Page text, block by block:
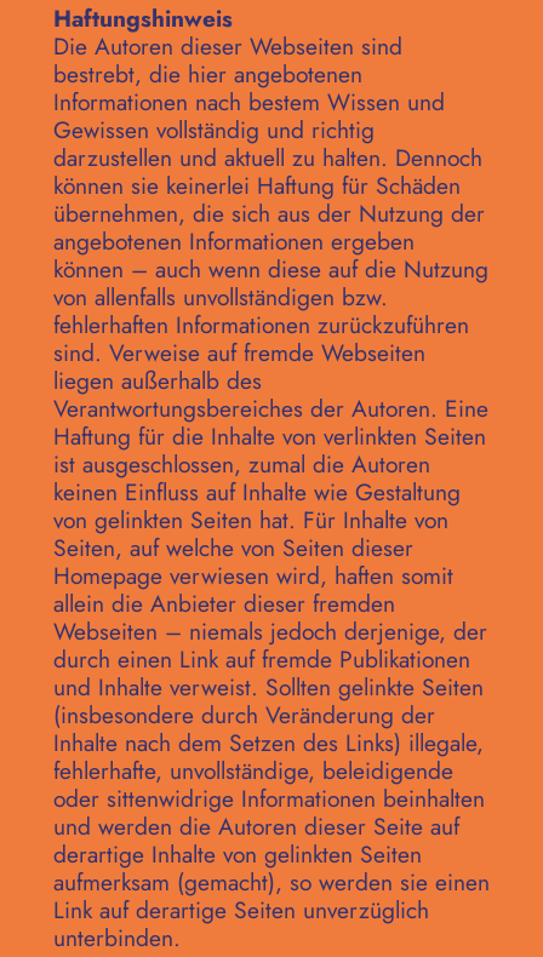
Haftungshinweis
Die Autoren dieser Webseiten sind
bestrebt, die hier angebotenen
Informationen nach bestem Wissen und
Gewissen vollständig und richtig
darzustellen und aktuell zu halten. Dennoch
können sie keinerlei Haftung für Schäden
übernehmen, die sich aus der Nutzung der
angebotenen Informationen ergeben
können – auch wenn diese auf die Nutzung
von allenfalls unvollständigen bzw.
fehlerhaften Informationen zurückzuführen
sind. Verweise auf fremde Webseiten
liegen außerhalb des
Verantwortungsbereiches der Autoren. Eine
Haftung für die Inhalte von verlinkten Seiten
ist ausgeschlossen, zumal die Autoren
keinen Einfluss auf Inhalte wie Gestaltung
von gelinkten Seiten hat. Für Inhalte von
Seiten, auf welche von Seiten dieser
Homepage verwiesen wird, haften somit
allein die Anbieter dieser fremden
Webseiten – niemals jedoch derjenige, der
durch einen Link auf fremde Publikationen
und Inhalte verweist. Sollten gelinkte Seiten
(insbesondere durch Veränderung der
Inhalte nach dem Setzen des Links) illegale,
fehlerhafte, unvollständige, beleidigende
oder sittenwidrige Informationen beinhalten
und werden die Autoren dieser Seite auf
derartige Inhalte von gelinkten Seiten
aufmerksam (gemacht), so werden sie einen
Link auf derartige Seiten unverzüglich
unterbinden.